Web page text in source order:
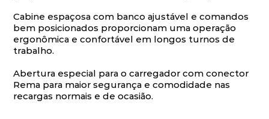
Cabine espaçosa com banco ajustável e comandos
bem posicionados proporcionam uma operação
ergonômica e confortável em longos turnos de
trabalho.
Abertura especial para o carregador com conector
Rema para maior segurança e comodidade nas
recargas normais e de ocasião.